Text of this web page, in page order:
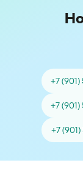
+7
+7
+7